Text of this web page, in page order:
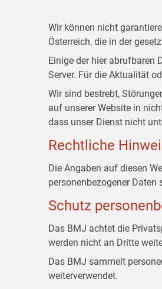
Wir können nicht
Österreich, die in der
Einige der hier abrufbaren
Server. Für die Aktualität
Wir sind bestrebt,
auf unserer Website in
dass unser Dienst nicht
Rechtliche
Die Angaben auf diesen
personenbezogener
Schutz
Das BMJ achtet die
werden nicht an Dritte
Das BMJ sammelt
weiterverwendet.